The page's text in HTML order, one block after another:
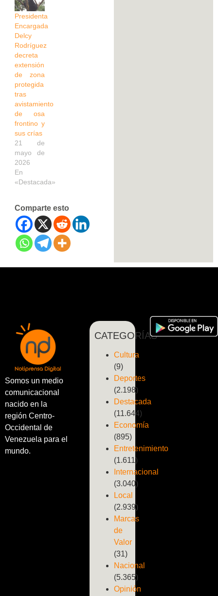
Presidenta
Encargada
Delcy
Rodríguez
decreta
extensión
de zona
protegida
tras
avistamiento
de osa
frontino y
sus crías
21 de
mayo de
2026
En
«Destacada»
Comparte esto
Somos un medio
comunicacional
nacido en la
región Centro-
Occidental de
Venezuela para el
mundo.
CATEGORÍAS
Cultura
(9)
Deportes
(2.198)
Destacada
(11.644)
Economía
(895)
Entretenimiento
(1.611)
Internacional
(3.040)
Local
(2.939)
Marcas
de
Valor
(31)
Nacional
(5.365)
Opinión